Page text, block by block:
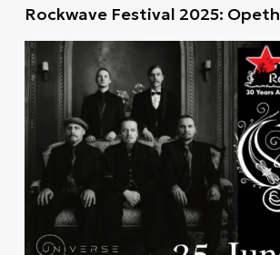
Rockwave Festival 2025: Opeth